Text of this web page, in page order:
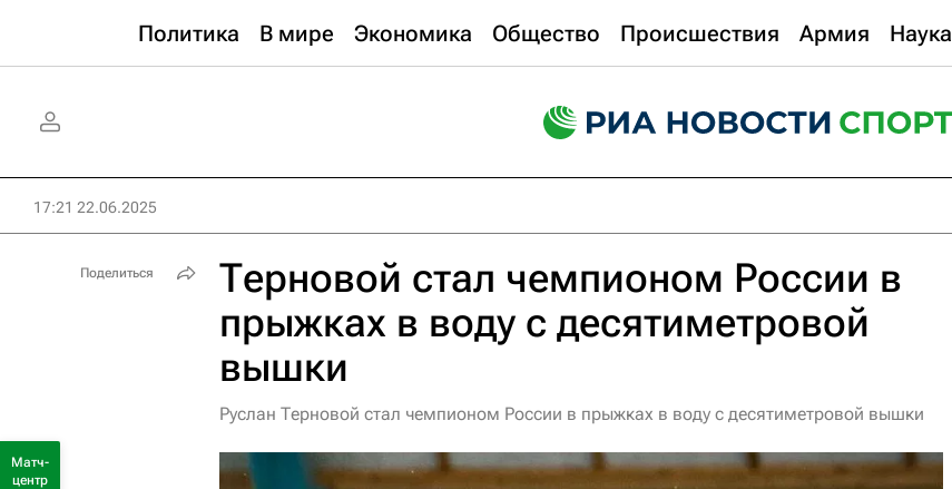
Политика В мире Экономика Общество Происшествия Армия Наука
17:21 22.06.2025
Терновой стал чемпионом России в
прыжках в воду с десятиметровой
вышки
Руслан Терновой стал чемпионом России в прыжках в воду с десятиметровой вышки
Поделиться
Матч-
центр